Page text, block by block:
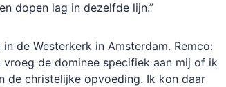
dopen lag in dezelfde lijn.”
de Westerkerk in Amsterdam. Remco:
vroeg de dominee specifiek aan mij of ik
de christelijke opvoeding. Ik kon daar